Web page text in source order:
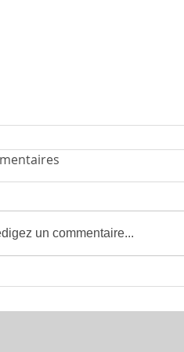
un commentaire...